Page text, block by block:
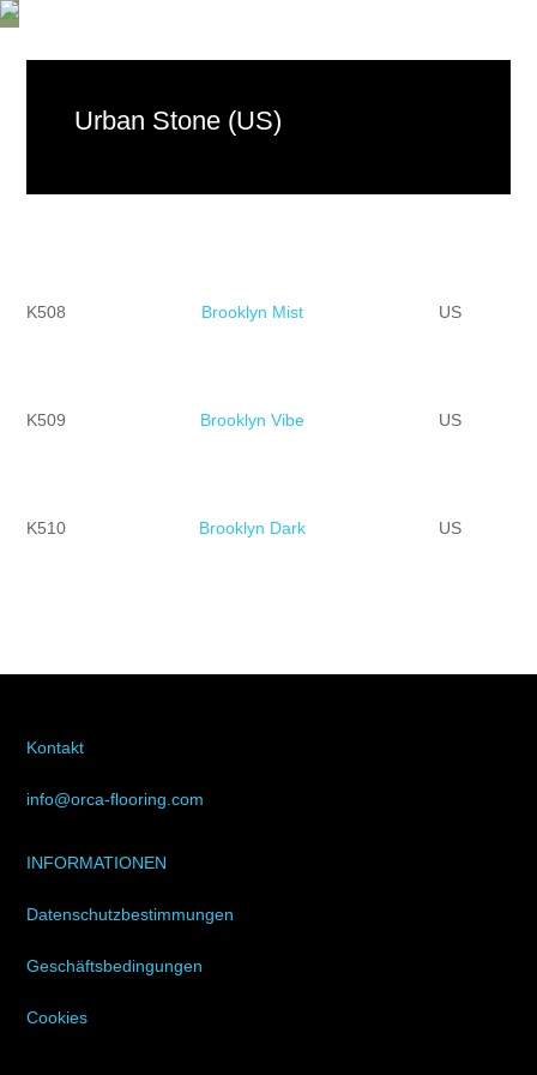
Urban Stone (US)
K508 Brooklyn Mist US
K509 Brooklyn Vibe US
K510 Brooklyn Dark US
Kontakt
info@orca-flooring.com
INFORMATIONEN
Datenschutzbestimmungen
Geschäftsbedingungen
Cookies